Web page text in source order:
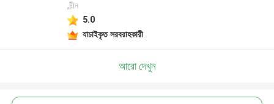
,চীন
5.0
যাচাইকৃত সরবরাহকারী
আরো দেখুন